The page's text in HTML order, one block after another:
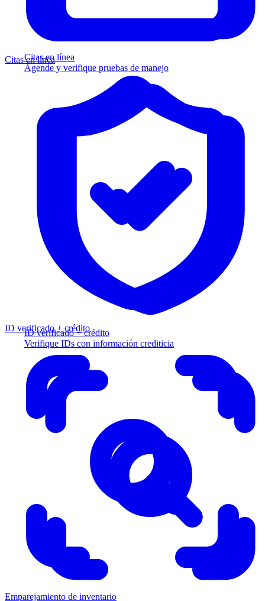
Citas en línea
Agende y verifique pruebas de manejo
ID verificado + crédito
Verifique IDs con información crediticia
Citas en línea
ID verificado + crédito
Emparejamiento de inventario